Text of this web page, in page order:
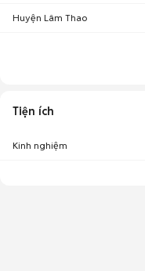
Huyện Lâm Thao
Tiện ích
Kinh nghiệm